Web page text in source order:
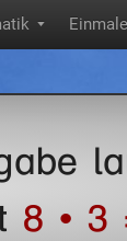
▼
8 • 3